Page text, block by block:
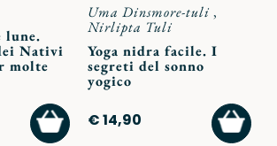
lune.
Nativi
molte
AGGIUNGI
AL
Uma Dinsmore-tuli ,
Nirlipta Tuli
Yoga nidra facile. I
segreti del sonno
yogico
€ 14,90
AL